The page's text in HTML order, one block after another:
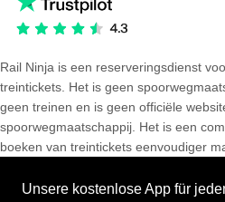
Rail Ninja is een reserveringsdienst
treintickets. Het is geen
geen treinen en is geen officiële
spoorwegmaatschappij. Het is een
boeken van treintickets eenvoudiger
Unsere kostenlose App für